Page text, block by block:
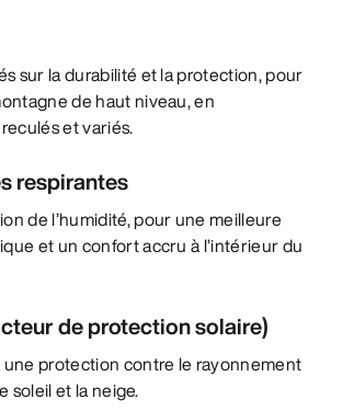
sur la durabilité et la protection, pour
de haut niveau, en
et variés.
respirantes
de l’humidité, pour une meilleure
et un confort accru à l’intérieur du
de protection solaire)
protection contre le rayonnement
soleil et la neige.